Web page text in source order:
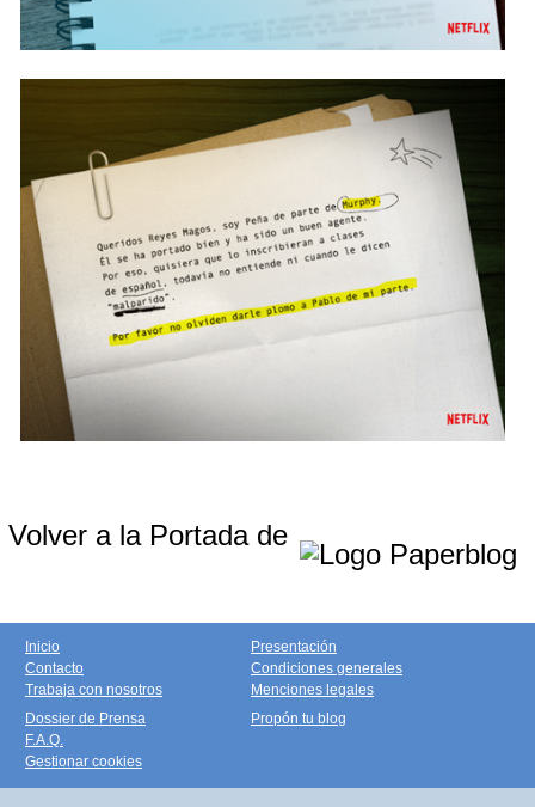
Volver a la Portada de
Inicio
Contacto
Trabaja con nosotros
Presentación
Condiciones generales
Menciones legales
Dossier de Prensa
F.A.Q.
Gestionar cookies
Propón tu blog